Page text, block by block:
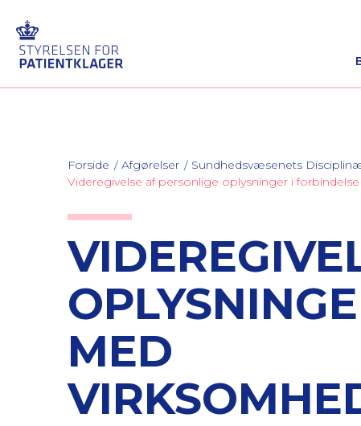
Forside Afgørelser
Sundhedsvæsenets
Videregivelse af personlige oplysninger i
MED